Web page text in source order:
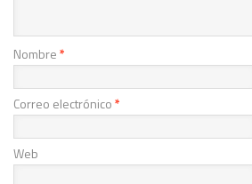
Nombre*
Correo electrónico*
Web